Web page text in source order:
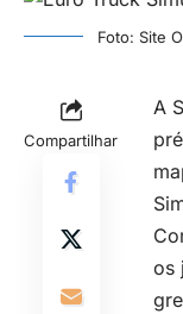
Foto: Site
Compartilhar
A
os